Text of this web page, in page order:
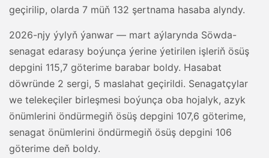
geçirilip, olarda 7 müň 132 şertnama hasaba alyndy.
2026-njy ýylyň ýanwar — mart aýlarynda Söwda-
senagat edarasy boýunça ýerine ýetirilen işleriň ösüş
depgini 115,7 göterime barabar boldy. Hasabat
döwründe 2 sergi, 5 maslahat geçirildi. Senagatçylar
we telekeçiler birleşmesi boýunça oba hojalyk, azyk
önümlerini öndürmegiň ösüş depgini 107,6 göterime,
senagat önümlerini öndürmegiň ösüş depgini 106
göterime deň boldy.